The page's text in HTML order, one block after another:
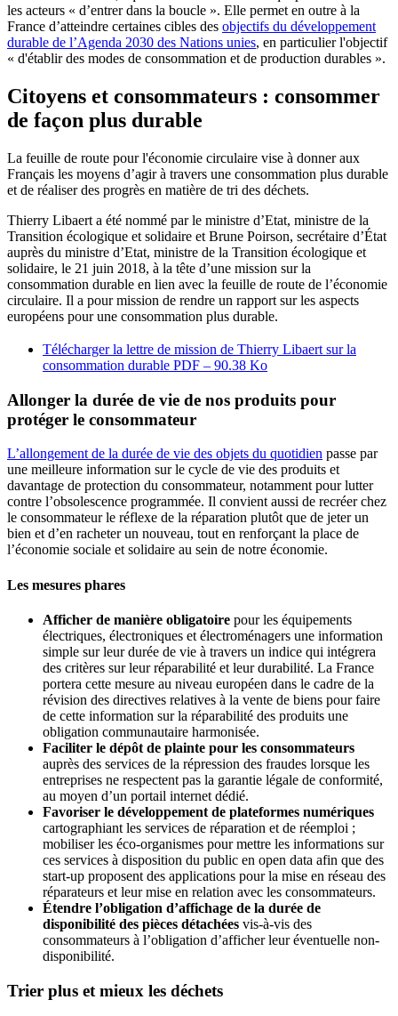
les acteurs « d’entrer dans la boucle ». Elle permet en outre à la
France d’atteindre certaines cibles des objectifs du développement
durable de l’Agenda 2030 des Nations unies, en particulier l'objectif
« d'établir des modes de consommation et de production durables ».
Citoyens et consommateurs : consommer
de façon plus durable
La feuille de route pour l'économie circulaire vise à donner aux
Français les moyens d’agir à travers une consommation plus durable
et de réaliser des progrès en matière de tri des déchets.
Thierry Libaert a été nommé par le ministre d’Etat, ministre de la
Transition écologique et solidaire et Brune Poirson, secrétaire d’État
auprès du ministre d’Etat, ministre de la Transition écologique et
solidaire, le 21 juin 2018, à la tête d’une mission sur la
consommation durable en lien avec la feuille de route de l’économie
circulaire. Il a pour mission de rendre un rapport sur les aspects
européens pour une consommation plus durable.
Télécharger la lettre de mission de Thierry Libaert sur la
consommation durable PDF – 90.38 Ko
Allonger la durée de vie de nos produits pour
protéger le consommateur
L’allongement de la durée de vie des objets du quotidien passe par
une meilleure information sur le cycle de vie des produits et
davantage de protection du consommateur, notamment pour lutter
contre l’obsolescence programmée. Il convient aussi de recréer chez
le consommateur le réflexe de la réparation plutôt que de jeter un
bien et d’en racheter un nouveau, tout en renforçant la place de
l’économie sociale et solidaire au sein de notre économie.
Les mesures phares
Afficher de manière obligatoire pour les équipements
électriques, électroniques et électroménagers une information
simple sur leur durée de vie à travers un indice qui intégrera
des critères sur leur réparabilité et leur durabilité. La France
portera cette mesure au niveau européen dans le cadre de la
révision des directives relatives à la vente de biens pour faire
de cette information sur la réparabilité des produits une
obligation communautaire harmonisée.
Faciliter le dépôt de plainte pour les consommateurs
auprès des services de la répression des fraudes lorsque les
entreprises ne respectent pas la garantie légale de conformité,
au moyen d’un portail internet dédié.
Favoriser le développement de plateformes numériques
cartographiant les services de réparation et de réemploi ;
mobiliser les éco-organismes pour mettre les informations sur
ces services à disposition du public en open data afin que des
start-up proposent des applications pour la mise en réseau des
réparateurs et leur mise en relation avec les consommateurs.
Étendre l’obligation d’affichage de la durée de
disponibilité des pièces détachées vis-à-vis des
consommateurs à l’obligation d’afficher leur éventuelle non-
disponibilité.
Trier plus et mieux les déchets